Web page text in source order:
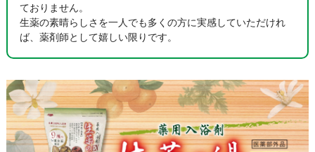
ておりません。
生薬の素晴らしさを一人でも多くの方に実感していただけれ
ば、薬剤師として嬉しい限りです。